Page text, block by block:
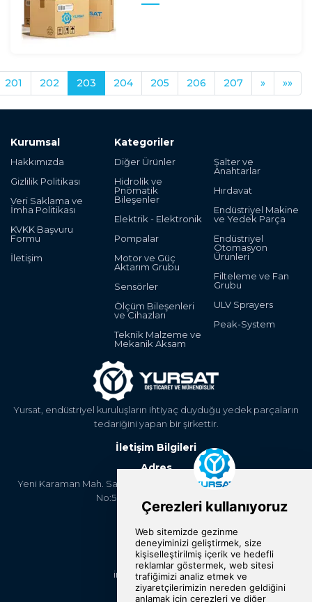
201 202 203 204 205 206 207 » »»
Yursat, endüstriyel kuruluşların ihtiyaç duyduğu yedek parçaların
tedariğini yapan bir şirkettir.
Kurumsal
Hakkımızda
Gizlilik Politikası
Veri Saklama ve
İmha Politikası
KVKK Başvuru
Formu
İletişim
Kategoriler
Diğer Ürünler
Hidrolik ve
Pnömatik
Bileşenler
Elektrik - Elektronik
Pompalar
Motor ve Güç
Aktarım Grubu
Sensörler
Ölçüm Bileşenleri
ve Cihazları
Teknik Malzeme ve
Mekanik Aksam
Şalter ve
Anahtarlar
Hırdavat
Endüstriyel Makine
ve Yedek Parça
Endüstriyel
Otomasyon
Ürünleri
Filteleme ve Fan
Grubu
ULV Sprayers
Peak-System
İletişim Bilgileri
Adres
Yeni Karaman Mah. Sanayi Cad. 4. Kantar Sok. Asya Plaza Kat:5
No:505 Osmangazi/BURSA
+90 224 2400304
E-Posta
info@yursat.com.tr
Bizi Takip Edin